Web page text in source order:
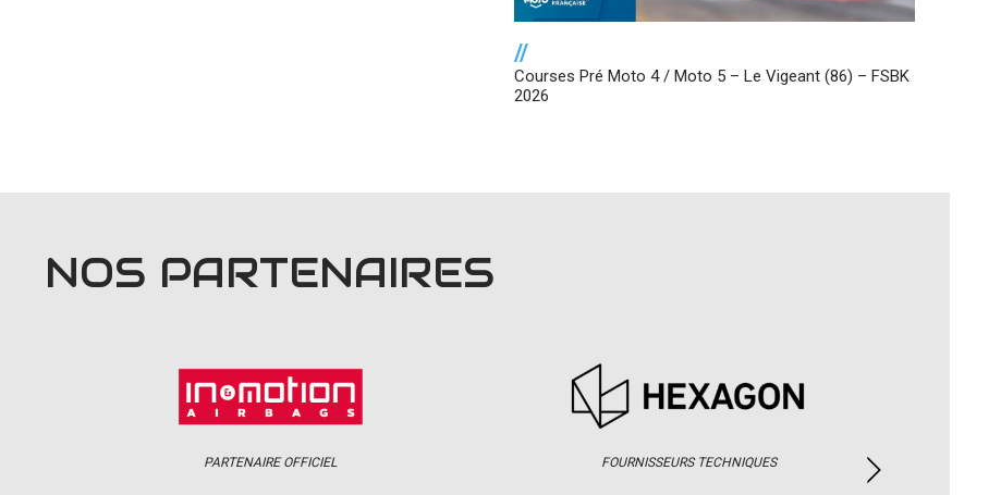
//
Courses Pré Moto 4 / Moto 5 – Le Vigeant (86) – FSBK
2026
NOS PARTENAIRES
PARTENAIRE OFFICIEL FOURNISSEURS TECHNIQUES